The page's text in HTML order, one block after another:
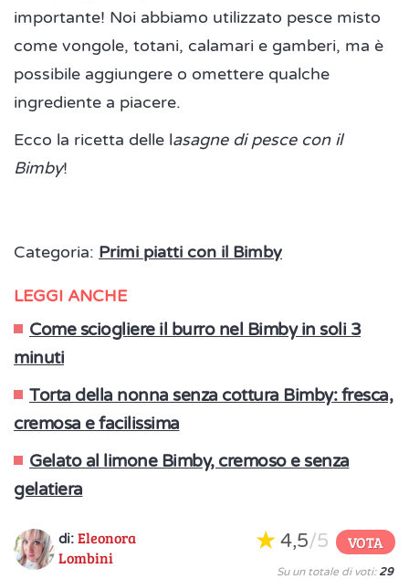
importante! Noi abbiamo utilizzato pesce misto
come vongole, totani, calamari e gamberi, ma è
possibile aggiungere o omettere qualche
ingrediente a piacere.
Ecco la ricetta delle lasagne di pesce con il
Bimby!
Categoria: Primi piatti con il Bimby
LEGGI ANCHE
Come sciogliere il burro nel Bimby in soli 3
minuti
Torta della nonna senza cottura Bimby: fresca,
cremosa e facilissima
Gelato al limone Bimby, cremoso e senza
gelatiera
di: Eleonora
Lombini
4,5/5 VOTA
Su un totale di voti: 29